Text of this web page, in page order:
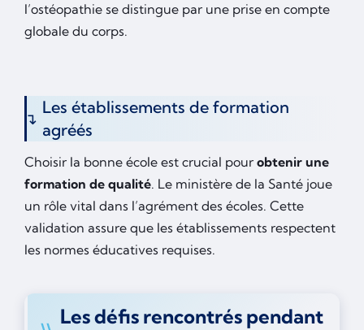
l’ostéopathie se distingue par une prise en compte
globale du corps.
Les établissements de formation
agréés
Choisir la bonne école est crucial pour obtenir une
formation de qualité. Le ministère de la Santé joue
un rôle vital dans l’agrément des écoles. Cette
validation assure que les établissements respectent
les normes éducatives requises.
Les défis rencontrés pendant